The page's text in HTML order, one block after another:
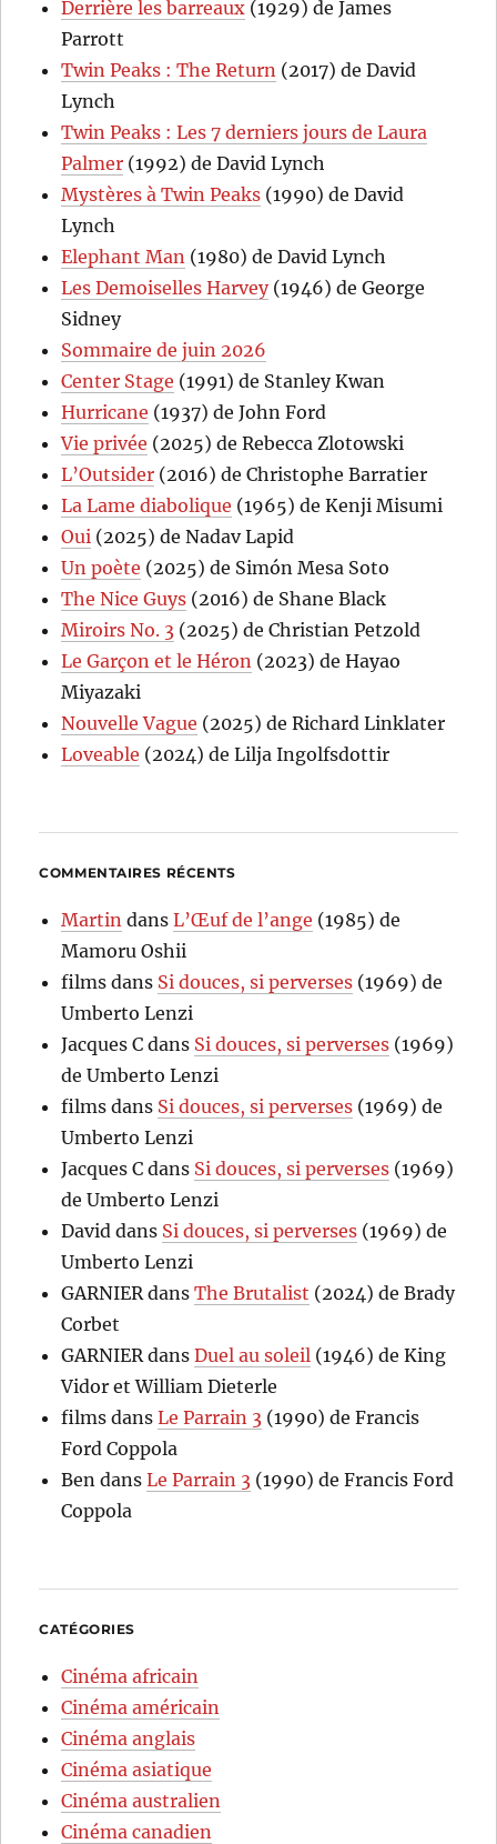
Derrière les barreaux (1929) de James
Parrott
Twin Peaks : The Return (2017) de David
Lynch
Twin Peaks : Les 7 derniers jours de Laura
Palmer (1992) de David Lynch
Mystères à Twin Peaks (1990) de David
Lynch
Elephant Man (1980) de David Lynch
Les Demoiselles Harvey(1946) de George
Sidney
Sommaire de juin 2026
Center Stage (1991) de Stanley Kwan
Hurricane (1937) de John Ford
Vie privée (2025) de Rebecca Zlotowski
L’Outsider (2016) de Christophe Barratier
La Lame diabolique (1965) de Kenji Misumi
Oui (2025) de Nadav Lapid
Un poète (2025) de Simón Mesa Soto
The Nice Guys (2016) de Shane Black
Miroirs No. 3 (2025) de Christian Petzold
Le Garçon et le Héron (2023) de Hayao
Miyazaki
Nouvelle Vague (2025) de Richard Linklater
Loveable (2024) de Lilja Ingolfsdottir
COMMENTAIRES RÉCENTS
Martin dansL’Œuf de l’ange (1985) de
Mamoru Oshii
films dans Si douces, si perverses (1969) de
Umberto Lenzi
Jacques C dans Si douces, si perverses (1969)
de Umberto Lenzi
films dans Si douces, si perverses (1969) de
Umberto Lenzi
Jacques C dans Si douces, si perverses (1969)
de Umberto Lenzi
David dans Si douces, si perverses (1969) de
Umberto Lenzi
GARNIER dansThe Brutalist (2024) de Brady
Corbet
GARNIER dansDuel au soleil (1946) de King
Vidor et William Dieterle
films dansLe Parrain 3 (1990) de Francis
Ford Coppola
Ben dansLe Parrain 3 (1990) de Francis Ford
Coppola
CATÉGORIES
Cinéma africain
Cinéma américain
Cinéma anglais
Cinéma asiatique
Cinéma australien
Cinéma canadien